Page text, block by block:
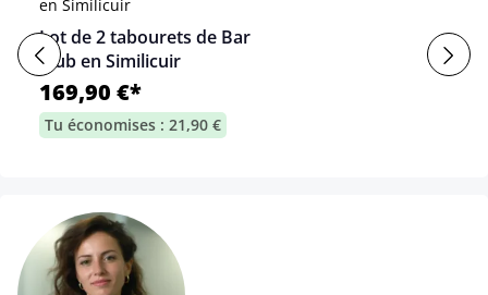
Lot de 2 tabourets de Bar
Club en Similicuir
169,90 €*
Tu économises : 21,90 €